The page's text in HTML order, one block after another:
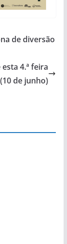
de diversão
4.ª feira
(10 de junho)